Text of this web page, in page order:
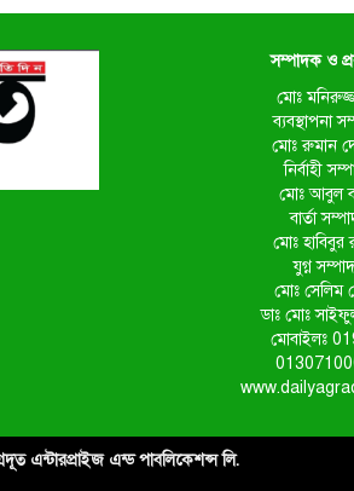
সম্পাদক ও
মোঃ
ব্যবস্থাপনা
মোঃ রুমান
নির্বাহী
মোঃ আবুল
বার্তা
মোঃ হাবিবুর
যুগ্ন
মোঃ সেলিম
ডাঃ মোঃ সাইফুল
মোবাইলঃ
এন্টারপ্রাইজ এন্ড পাবলিকেশন্স লি.